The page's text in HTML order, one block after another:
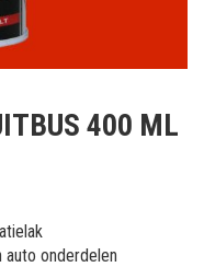
400 ML
onderdelen